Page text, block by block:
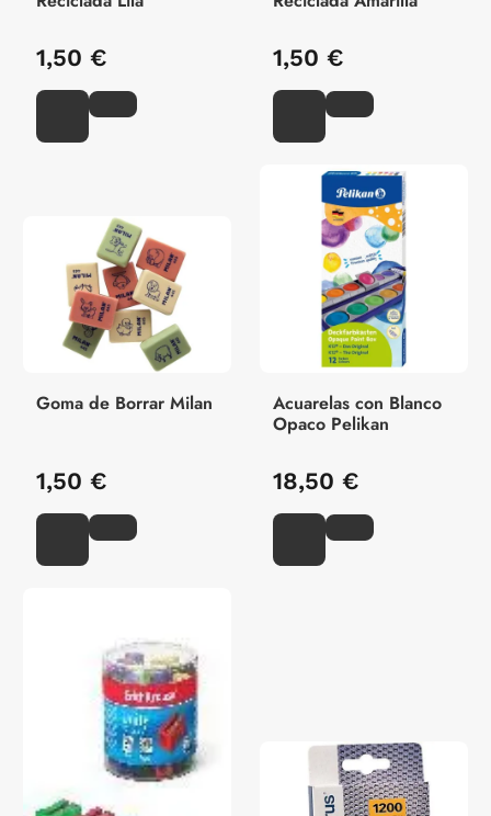
1,50 € 1,50 €
Goma de Borrar Milan
1,50 €
Acuarelas con Blanco
Opaco Pelikan
18,50 €